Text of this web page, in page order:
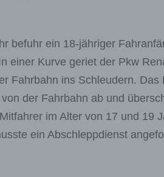
befuhr ein 18-jähriger
einer Kurve geriet der Pkw
Fahrbahn ins Schleudern.
der Fahrbahn ab und
im Alter von 17 und 19
ein Abschleppdienst